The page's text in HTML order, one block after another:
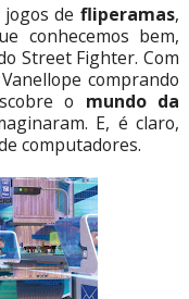
de fliperamas,
conhecemos bem,
Street Fighter. Com
comprando
o mundo da
E, é claro,
computadores.